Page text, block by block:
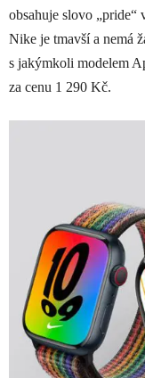
obsahuje slovo „pride“
Nike je tmavší a nemá
s jakýmkoli modelem
za cenu 1 290 Kč.